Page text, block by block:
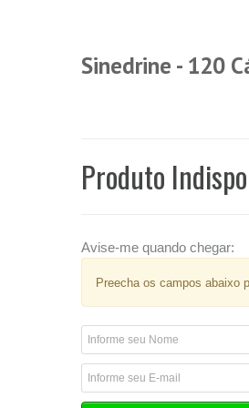
Sinedrine - 120
Produto
Avise-me quando chegar:
Preecha os campos abaixo